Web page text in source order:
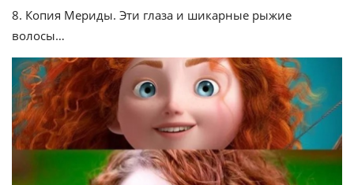
8. Копия Мериды. Эти глаза и шикарные рыжие
волосы…